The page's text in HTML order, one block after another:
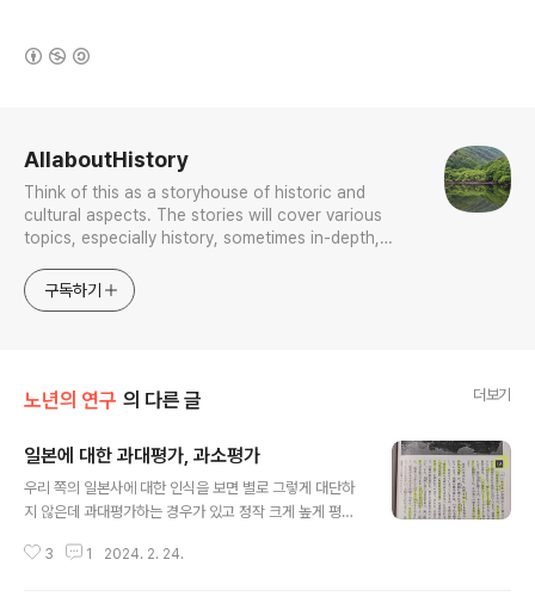
AllaboutHistory
Think of this as a storyhouse of historic and
cultural aspects. The stories will cover various
topics, especially history, sometimes in-depth,
approach will be to resist any common sense or
generalized viewpoint
구독하기
노년의 연구 의 다른 글 더보기
일본에 대한 과대평가, 과소평가
우리 쪽의 일본사에 대한 인식을 보면 별로 그렇게 대단하
지 않은데 과대평가하는 경우가 있고 정작 크게 높게 평가
고, 그런 것 같다. 예를 들면 전국시대 이전의 일본사. 필자
3 1 2024. 2. 24.